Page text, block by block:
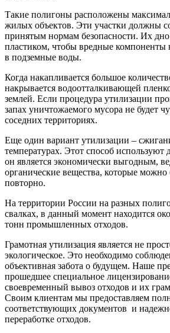
Такие полигоны расположены
жилых объектов. Эти участки должны
принятым нормам безопасности. Их
пластиком, чтобы вредные компоненты
в подземные воды.
Когда накапливается большое
накрывается водоотталкивающей
землей. Если процедура утилизации
запах уничтожаемого мусора не будет
соседних территориях.
Еще один вариант утилизации –
температурах. Этот способ используют
он является экономически выгодным,
органические вещества, которые
повторно.
На территории России на разных
свалках, в данный момент находится
тонн промышленных отходов.
Грамотная утилизация является не
экологическое. Это необходимо
объективная забота о будущем. Наше
прошедшее специальное
своевременный вывоз отходов и их
Своим клиентам мы предоставляем
соответствующих документов и
переработке отходов.